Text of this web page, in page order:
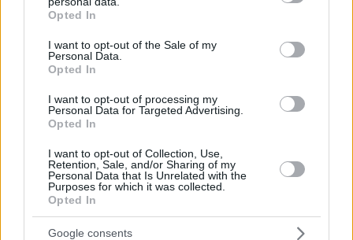
grant or deny consent to Google and its third-party tags to
use your data for below specified purposes in below Google
consent section.
Opted In
I want to opt-out of the Sale of my
Personal Data.
Opted In
I want to opt-out of processing my
Personal Data for Targeted Advertising.
Opted In
I want to opt-out of Collection, Use,
Retention, Sale, and/or Sharing of my
Personal Data that Is Unrelated with the
Purposes for which it was collected.
Opted In
Google consents
Επίσης προτείνονται εναλλακτικά μέσα και
συνδυασμοί μετακινήσεων: